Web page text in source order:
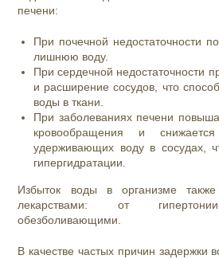
печени:
При почечной недостаточности
лишнюю воду.
При сердечной недостаточности
и расширение сосудов, что
воды в ткани.
При заболеваниях печени
кровообращения и
удерживающих воду в сосудах,
гипергидратации.
Избыток воды в организме
лекарствами: от
обезболивающими.
В качестве частых причин задержки